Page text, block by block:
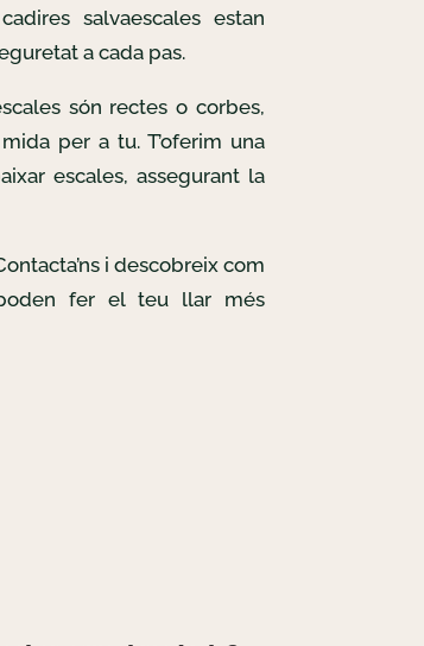
salvaescales estan
a cada pas.
són rectes o corbes,
per a tu. T’oferim una
escales, assegurant la
i descobreix com
fer el teu llar més